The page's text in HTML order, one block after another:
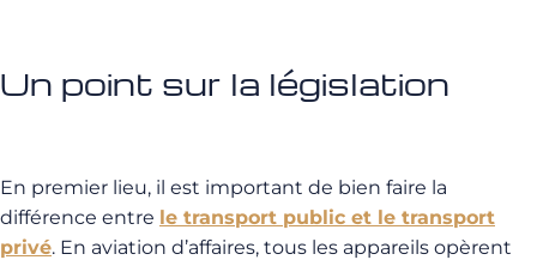
Un point sur la législation
En premier lieu, il est important de bien faire la
différence entre le transport public et le transport
privé. En aviation d’affaires, tous les appareils opèrent